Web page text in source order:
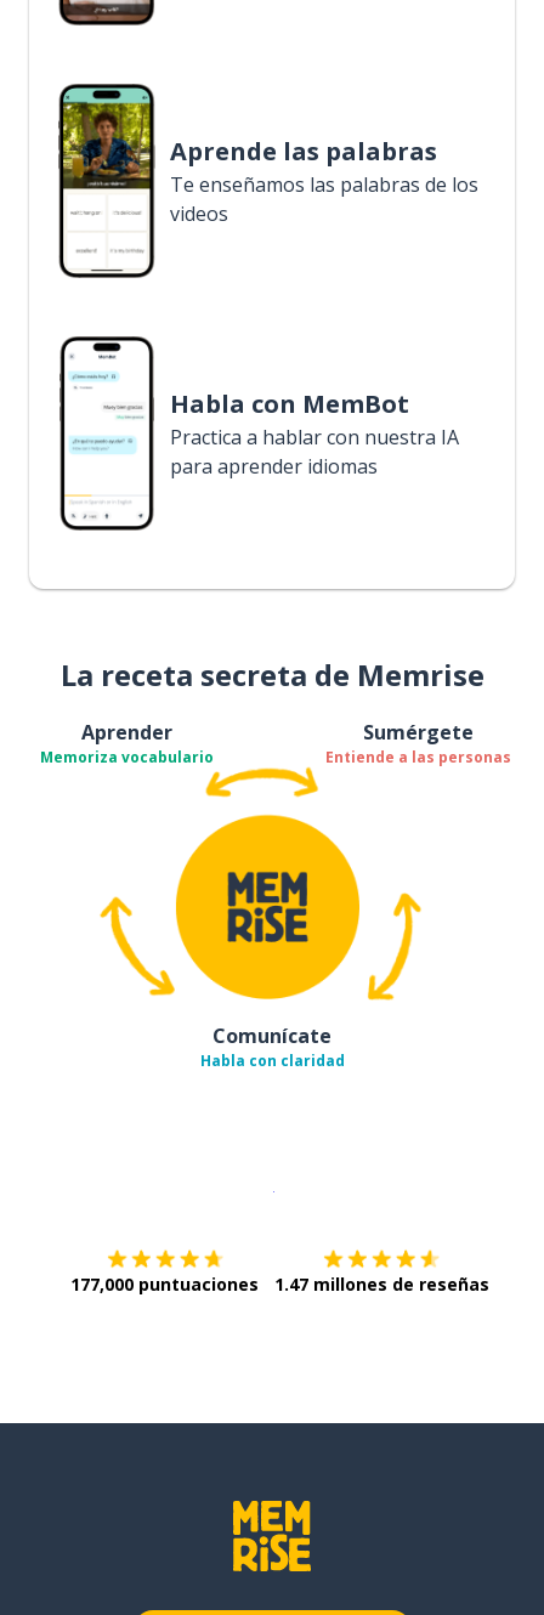
Aprende las palabras
Te enseñamos las palabras de los
videos
Habla con MemBot
Practica a hablar con nuestra IA
para aprender idiomas
La receta secreta de Memrise
Aprender
Memoriza vocabulario
Sumérgete
Entiende a las personas
Comunícate
Habla con claridad
177,000 puntuaciones 1.47 millones de reseñas